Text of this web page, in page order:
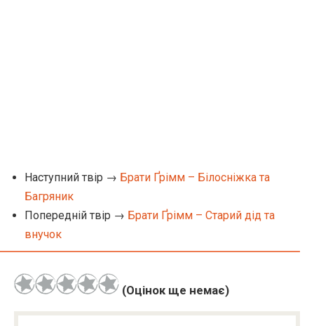
Наступний твір → Брати Ґрімм – Білосніжка та
Багряник
Попередній твір → Брати Ґрімм – Старий дід та
внучок
(Оцінок ще немає)